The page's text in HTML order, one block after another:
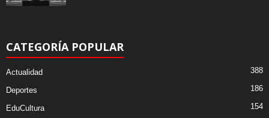
CATEGORÍA POPULAR
Actualidad 388
Deportes 186
EduCultura 154